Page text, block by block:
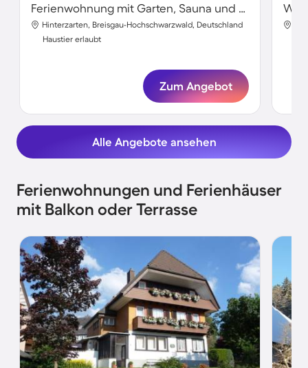
Ferienwohnung mit Garten, Sauna und Grill | Panoramablick
Hinterzarten, Breisgau-Hochschwarzwald, Deutschland
Haustier erlaubt
Zum Angebot
Alle Angebote ansehen
Ferienwohnungen und Ferienhäuser
mit Balkon oder Terrasse